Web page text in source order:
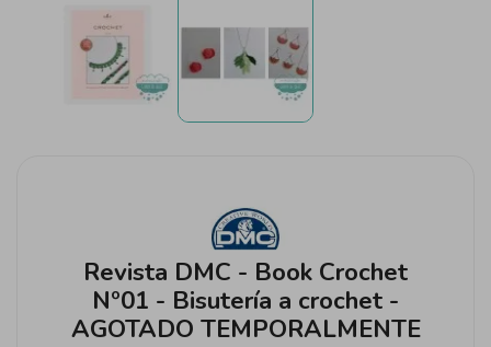
Revista DMC - Book Crochet
Nº01 - Bisutería a crochet -
AGOTADO TEMPORALMENTE